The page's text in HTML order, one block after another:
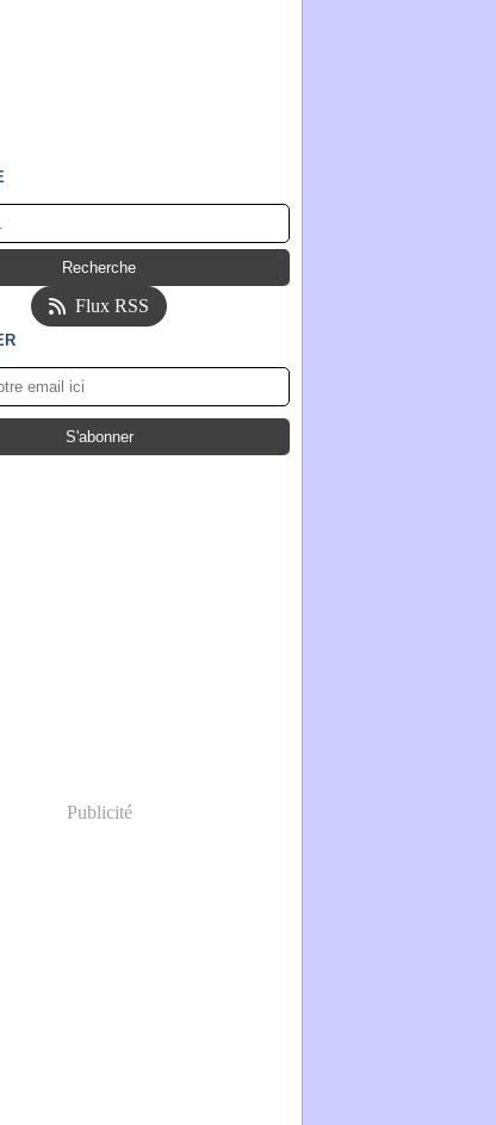
Flux RSS
Publicité